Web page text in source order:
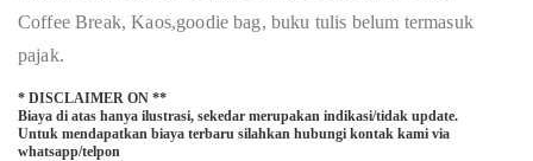
Coffee Break, Kaos,goodie bag, buku tulis belum termasuk
pajak.
* DISCLAIMER ON **
Biaya di atas hanya ilustrasi, sekedar merupakan indikasi/tidak update.
Untuk mendapatkan biaya terbaru silahkan hubungi kontak kami via
whatsapp/telpon